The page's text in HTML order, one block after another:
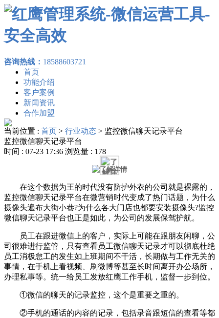
咨询热线： 18588603721
首页
功能介绍
客户案例
新闻资讯
合作加盟
当前位置 : 首页 > 行业动态 > 监控微信聊天记录平台
监控微信聊天记录平台
时间 : 07-23 17:36 浏览量 : 178
在这个数据为王的时代没有防护外衣的公司就是裸露的，
监控微信聊天记录平台在微营销时代变成了热门话题，为什么
摄像头遍布大街小巷?为什么各大门店也都要安装摄像头?监控
微信聊天记录平台也正是如此，为公司的发展保驾护航。
员工在跟进微信上的客户，实际上可能在跟朋友闲聊，公
司很难进行监管，只有查看员工微信聊天记录才可以彻底杜绝
员工消极怠工的发生如上班期间不干活，长期做与工作无关的
事情，在手机上看视频、刷微博等甚至长时间离开办公场所，
办理私事等。统一给员工发放红鹰工作手机，监督一步到位。
①微信的聊天的记录监控，这个是重要之重的。
②手机的通话的内容的记录，包括录音跟短信的查看等都